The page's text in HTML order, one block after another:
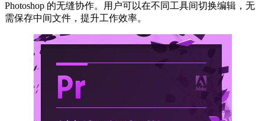
Photoshop 的无缝协作。用户可以在不同工具间切换编辑，无
需保存中间文件，提升工作效率。